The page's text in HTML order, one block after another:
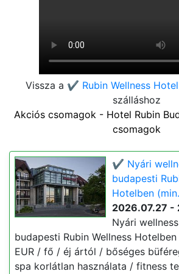
Vissza a ✔️ Rubin Wellness
szálláshoz
Akciós csomagok - Hotel Rubin
csomagok
✔️ Nyári
budapesti
Hotelben
2026.07.27 -
Nyári
budapesti Rubin Wellness Hotelben
EUR / fő / éj ártól / bőséges
spa korlátlan használata / fitness